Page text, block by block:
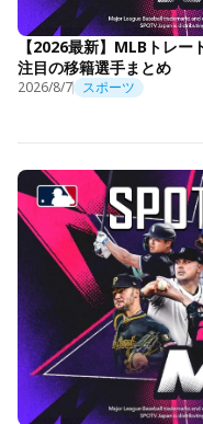
【2026最新】MLBトレ
注目の移籍選手まとめ
2026/8/7 スポーツ